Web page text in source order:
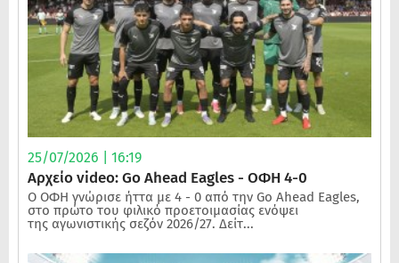
25/07/2026 | 16:19
Αρχείο video: Go Ahead Eagles - ΟΦΗ 4-0
Ο ΟΦΗ γνώρισε ήττα με 4 - 0 από την Go Ahead Eagles,
στο πρώτο του φιλικό προετοιμασίας ενόψει
της αγωνιστικής σεζόν 2026/27. Δείτ...